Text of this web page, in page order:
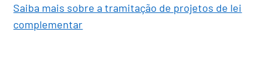
Saiba mais sobre a tramitação de projetos de lei
complementar